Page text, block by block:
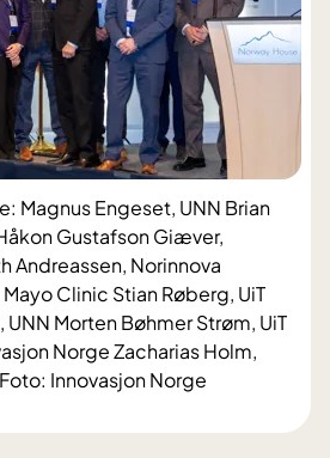
Magnus Engeset, UNN Brian
Gustafson Giæver,
Andreassen, Norinnova
Clinic Stian Røberg, UiT
Morten Bøhmer Strøm, UiT
Norge Zacharias Holm,
Innovasjon Norge